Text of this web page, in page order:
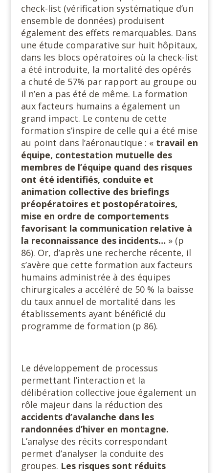
check-list (vérification systématique d’un
ensemble de données) produisent
également des effets remarquables. Dans
une étude comparative sur huit hôpitaux,
dans les blocs opératoires où la check-list
a été introduite, la mortalité des opérés
a chuté de 57% par rapport au groupe ou
il n’en a pas été de même. La formation
aux facteurs humains a également un
grand impact. Le contenu de cette
formation s’inspire de celle qui a été mise
au point dans l’aéronautique : « travail en
équipe, contestation mutuelle des
membres de l’équipe quand des risques
ont été identifiés, conduite et
animation collective des briefings
préopératoires et postopératoires,
mise en ordre de comportements
favorisant la communication relative à
la reconnaissance des incidents…» (p
86). Or, d’après une recherche récente, il
s’avère que cette formation aux facteurs
humains administrée à des équipes
chirurgicales a accéléré de 50 % la baisse
du taux annuel de mortalité dans les
établissements ayant bénéficié du
programme de formation (p 86).
Le développement de processus
permettant l’interaction et la
délibération collective joue également un
rôle majeur dans la réduction des
accidents d’avalanche dans les
randonnées d’hiver en montagne.
L’analyse des récits correspondant
permet d’analyser la conduite des
groupes. Les risques sont réduits